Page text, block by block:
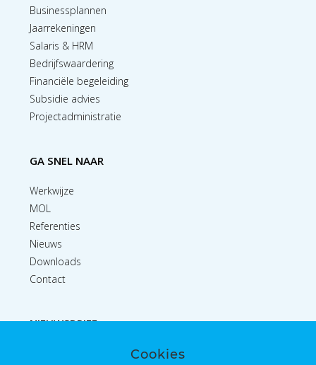
Businessplannen
Jaarrekeningen
Salaris & HRM
Bedrijfswaardering
Financiële begeleiding
Subsidie advies
Projectadministratie
GA SNEL NAAR
Werkwijze
MOL
Referenties
Nieuws
Downloads
Contact
NIEUWSBRIEF
Cookies